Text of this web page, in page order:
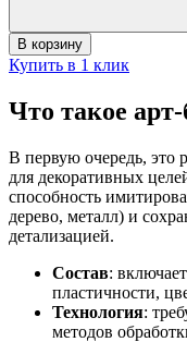
В корзину
Купить в 1 клик
Что такое арт-
В первую очередь, это
для декоративных
способность
дерево, металл) и
детализацией.
Состав:
пластичности,
Технология:
методов